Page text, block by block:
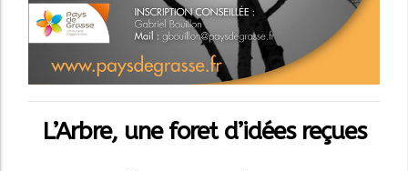
L’Arbre, une foret d’idées reçues